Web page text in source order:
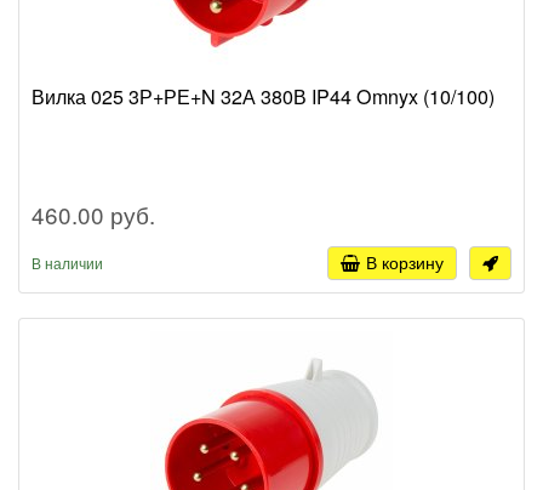
Вилка 025 3Р+РЕ+N 32А 380В IP44 Omnyx (10/100)
460.00 руб.
В наличии В корзину